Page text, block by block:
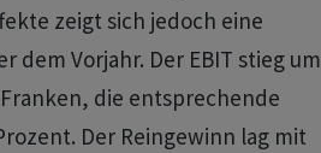
zeigt sich jedoch eine
dem Vorjahr. Der EBIT stieg um
die entsprechende
Der Reingewinn lag mit